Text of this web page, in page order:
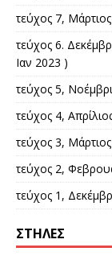
τεύχος 7,
τεύχος 6.
Ιαν 2023 )
τεύχος 5,
τεύχος 4,
τεύχος 3,
τεύχος 2,
τεύχος 1,
ΣΤΉΛΕΣ